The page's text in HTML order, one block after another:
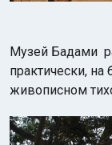
Музей Бадами
практически, на
живописном